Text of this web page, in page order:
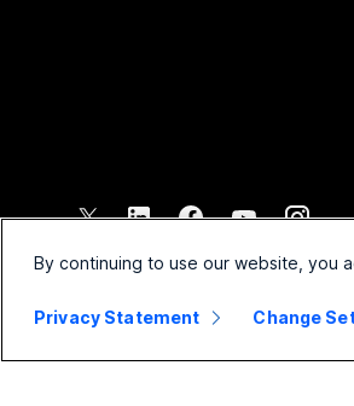
2026 Cisco ja/tai sen tytäryhtiöt.
By continuing to use our website, you
Privacy Statement Change